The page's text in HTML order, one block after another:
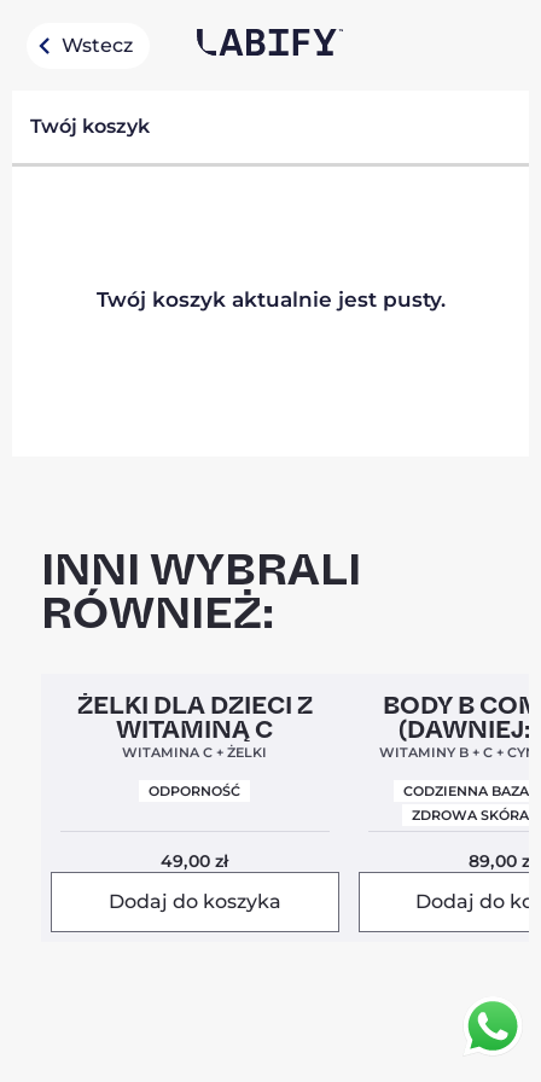
Wstecz
Twój koszyk
Twój koszyk aktualnie jest pusty.
INNI WYBRALI
RÓWNIEŻ:
Clean Label 5,0
ŻELKI DLA DZIECI Z
WITAMINĄ C
WITAMINA C + ŻELKI
ODPORNOŚĆ
49,00zł
Dodaj do koszyka
Clean Label Nowa
BODY B
(DAWNIEJ:
WITAMINY B + C +
CODZIENNA BAZA
ZDROWA SKÓRA I
89,00zł
Dodaj do